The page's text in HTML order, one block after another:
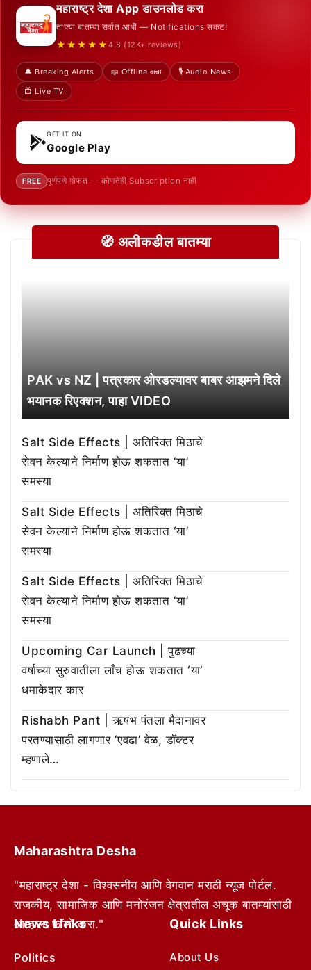
महाराष्ट्र देशा App डाउनलोड करा
ताज्या बातम्या सर्वात आधी — Notifications सकट!
★★★★★ 4.8 (12K+ reviews)
🔔 Breaking Alerts 📖 Offline वाचा
🎙️ Audio News
📺 Live TV
GET IT ON
Google Play
FREE पूर्णपणे मोफत — कोणतेही Subscription नाही
🧭 अलीकडील बातम्या
PAK vs NZ | पत्रकार ओरडल्यावर बाबर आझमने दिले
भयानक रिएक्शन, पाहा VIDEO
Salt Side Effects | अतिरिक्त मिठाचे
सेवन केल्याने निर्माण होऊ शकतात ‘या’
समस्या
Salt Side Effects | अतिरिक्त मिठाचे
सेवन केल्याने निर्माण होऊ शकतात ‘या’
समस्या
Salt Side Effects | अतिरिक्त मिठाचे
सेवन केल्याने निर्माण होऊ शकतात ‘या’
समस्या
Upcoming Car Launch | पुढच्या
वर्षाच्या सुरुवातीला लाँच होऊ शकतात ‘या’
धमाकेदार कार
Rishabh Pant | ऋषभ पंतला मैदानावर
परतण्यासाठी लागणार ‘एवढा’ वेळ, डॉक्टर
म्हणाले…
Maharashtra Desha
"महाराष्ट्र देशा - विश्वसनीय आणि वेगवान मराठी न्यूज पोर्टल.
राजकीय, सामाजिक आणि मनोरंजन क्षेत्रातील अचूक बातम्यांसाठी
आम्हाला फॉलो करा."
News Links
Politics
Quick Links
About Us